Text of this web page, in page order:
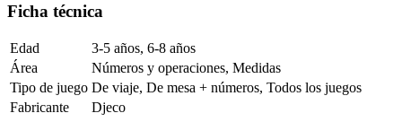
Ficha técnica
Edad
3-5 años, 6-8 años
Área
Números y operaciones, Medidas
Tipo de juego De viaje, De mesa + números, Todos los juegos
Fabricante
Djeco